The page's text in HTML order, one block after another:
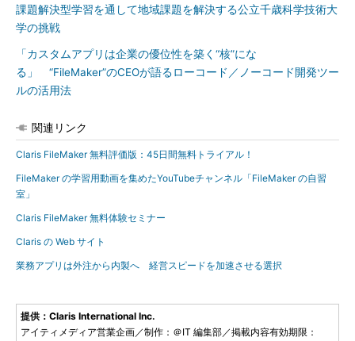
課題解決型学習を通して地域課題を解決する公立千歳科学技術大
学の挑戦
「カスタムアプリは企業の優位性を築く“核”にな
る」 “FileMaker”のCEOが語るローコード／ノーコード開発ツー
ルの活用法
関連リンク
Claris FileMaker 無料評価版：45日間無料トライアル！
FileMaker の学習用動画を集めたYouTubeチャンネル「FileMaker の自習
室」
Claris FileMaker 無料体験セミナー
Claris の Web サイト
業務アプリは外注から内製へ 経営スピードを加速させる選択
提供：Claris International Inc.
アイティメディア営業企画／制作：＠IT 編集部／掲載内容有効期限：